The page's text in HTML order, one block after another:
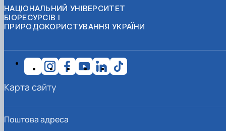
НАЦІОНАЛЬНИЙ УНІВЕРСИТЕТ
БІОРЕСУРСІВ І
ПРИРОДОКОРИСТУВАННЯ УКРАЇНИ
Поштова адреса
Карта сайту